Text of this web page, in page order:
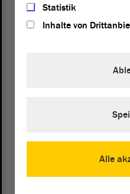
auf die europäische KI-
obwohl jede
müssen Sie erklären.
von Zweifeln. Darüber
Statistik
Inhalte von
Alle